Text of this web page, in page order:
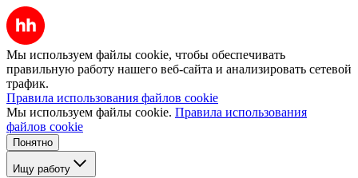
Мы используем файлы cookie, чтобы обеспечивать
правильную работу нашего веб-сайта и анализировать сетевой
трафик.
Правила использования файлов cookie
Мы используем файлы cookie. Правила использования
файлов cookie
Понятно
Ищу работу